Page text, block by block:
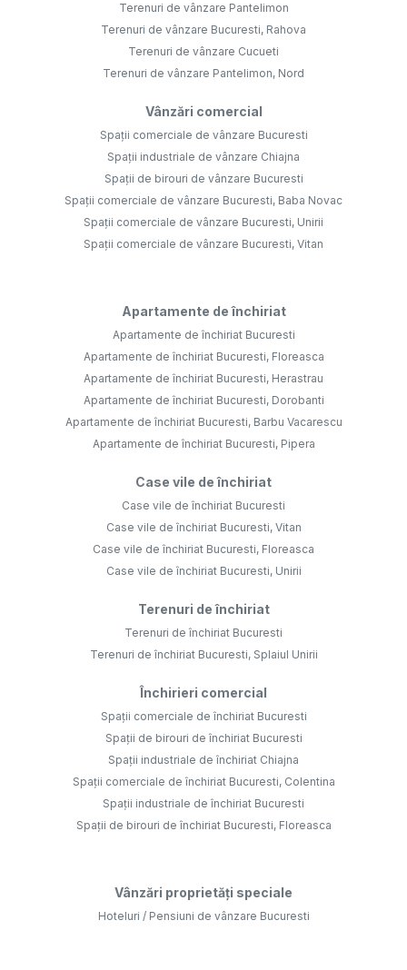
Terenuri de vânzare Pantelimon
Terenuri de vânzare Bucuresti, Rahova
Terenuri de vânzare Cucueti
Terenuri de vânzare Pantelimon, Nord
Vânzări comercial
Spații comerciale de vânzare Bucuresti
Spații industriale de vânzare Chiajna
Spații de birouri de vânzare Bucuresti
Spații comerciale de vânzare Bucuresti, Baba Novac
Spații comerciale de vânzare Bucuresti, Unirii
Spații comerciale de vânzare Bucuresti, Vitan
Apartamente de închiriat
Apartamente de închiriat Bucuresti
Apartamente de închiriat Bucuresti, Floreasca
Apartamente de închiriat Bucuresti, Herastrau
Apartamente de închiriat Bucuresti, Dorobanti
Apartamente de închiriat Bucuresti, Barbu Vacarescu
Apartamente de închiriat Bucuresti, Pipera
Case vile de închiriat
Case vile de închiriat Bucuresti
Case vile de închiriat Bucuresti, Vitan
Case vile de închiriat Bucuresti, Floreasca
Case vile de închiriat Bucuresti, Unirii
Terenuri de închiriat
Terenuri de închiriat Bucuresti
Terenuri de închiriat Bucuresti, Splaiul Unirii
Închirieri comercial
Spații comerciale de închiriat Bucuresti
Spații de birouri de închiriat Bucuresti
Spații industriale de închiriat Chiajna
Spații comerciale de închiriat Bucuresti, Colentina
Spații industriale de închiriat Bucuresti
Spații de birouri de închiriat Bucuresti, Floreasca
Vânzări proprietăți speciale
Hoteluri / Pensiuni de vânzare Bucuresti